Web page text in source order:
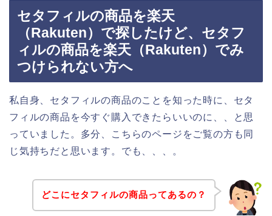
セタフィルの商品を楽天
（Rakuten）で探したけど、セタフ
ィルの商品を楽天（Rakuten）でみ
つけられない方へ
私自身、セタフィルの商品のことを知った時に、セタ
フィルの商品を今すぐ購入できたらいいのに、、と思
っていました。多分、こちらのページをご覧の方も同
じ気持ちだと思います。でも、、、。
どこにセタフィルの商品ってあるの？